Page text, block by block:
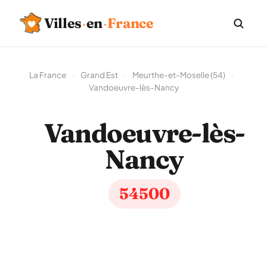
Villes·en·France
La France Grand Est Meurthe-et-Moselle (54)
Vandoeuvre-lès-Nancy
Vandoeuvre-lès-
Nancy
54500